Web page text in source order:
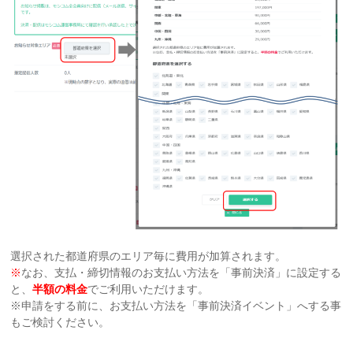
選択された都道府県のエリア毎に費用が加算されます。
※なお、支払・締切情報のお支払い方法を「事前決済」に設定する
と、半額の料金でご利用いただけます。
※申請をする前に、お支払い方法を「事前決済イベント」へする事
もご検討ください。